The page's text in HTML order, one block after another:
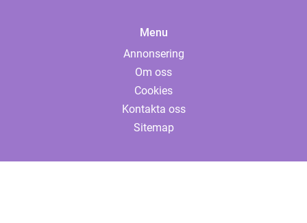
Menu
Annonsering
Om oss
Cookies
Kontakta oss
Sitemap